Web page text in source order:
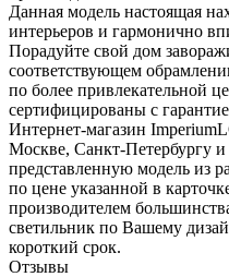
Данная модель настоящая
интерьеров и гармонично
Порадуйте свой дом
соответствующем
по более привлекательной
сертифицированы с
Интернет-магазин
Москве, Санкт-Петербургу
представленную модель из
по цене указанной в
производителем
светильник по Вашему
короткий срок.
Отзывы